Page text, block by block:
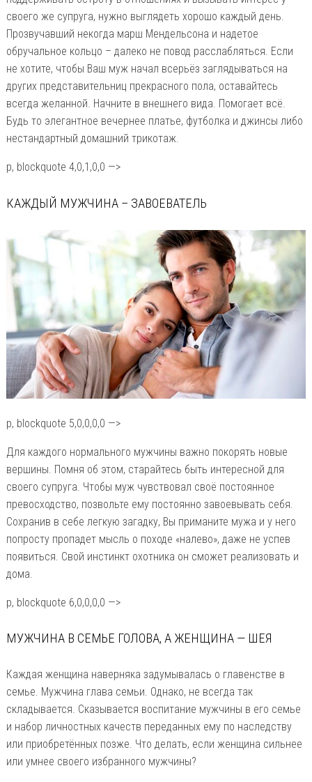
своего же супруга, нужно выглядеть хорошо каждый день.
Прозвучавший некогда марш Мендельсона и надетое
обручальное кольцо – далеко не повод расслабляться. Если
не хотите, чтобы Ваш муж начал всерьёз заглядываться на
других представительниц прекрасного пола, оставайтесь
всегда желанной. Начните в внешнего вида. Помогает всё.
Будь то элегантное вечернее платье, футболка и джинсы либо
нестандартный домашний трикотаж.
p, blockquote 4,0,1,0,0 —>
КАЖДЫЙ МУЖЧИНА – ЗАВОЕВАТЕЛЬ
p, blockquote 5,0,0,0,0 —>
Для каждого нормального мужчины важно покорять новые
вершины. Помня об этом, старайтесь быть интересной для
своего супруга. Чтобы муж чувствовал своё постоянное
превосходство, позвольте ему постоянно завоевывать себя.
Сохранив в себе легкую загадку, Вы приманите мужа и у него
попросту пропадет мысль о походе «налево», даже не успев
появиться. Свой инстинкт охотника он сможет реализовать и
дома.
p, blockquote 6,0,0,0,0 —>
МУЖЧИНА В СЕМЬЕ ГОЛОВА, А ЖЕНЩИНА — ШЕЯ
Каждая женщина наверняка задумывалась о главенстве в
семье. Мужчина глава семьи. Однако, не всегда так
складывается. Сказывается воспитание мужчины в его семье
и набор личностных качеств переданных ему по наследству
или приобретённых позже. Что делать, если женщина сильнее
или умнее своего избранного мужчины?